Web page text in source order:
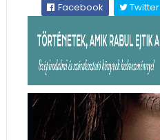
Facebook
Twitter